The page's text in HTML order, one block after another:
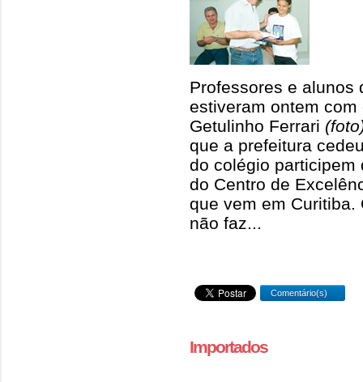
Professores e alunos
estiveram ontem
Getulinho Ferrari
que a prefeitura
do colégio participem
do Centro de
que vem em Curitiba.
não faz...
Comentário(s)
Importados